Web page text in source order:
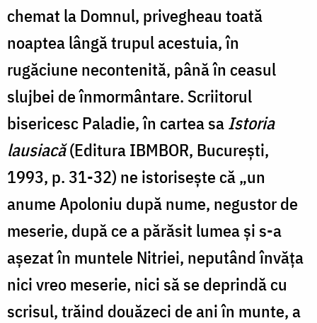
chemat la Domnul, privegheau toată
noaptea lângă trupul acestuia, în
rugăciune necontenită, până în ceasul
slujbei de înmormântare. Scriitorul
bisericesc Paladie, în cartea saIstoria
lausiacă(Editura IBMBOR, București,
1993, p. 31-32) ne istorisește că „un
anume Apoloniu după nume, negustor de
meserie, după ce a părăsit lumea și s-a
așezat în muntele Nitriei, neputând învăța
nici vreo meserie, nici să se deprindă cu
scrisul, trăind douăzeci de ani în munte, a